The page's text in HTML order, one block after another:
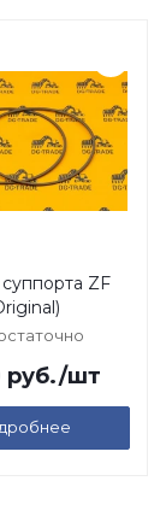
ZF
руб./шт